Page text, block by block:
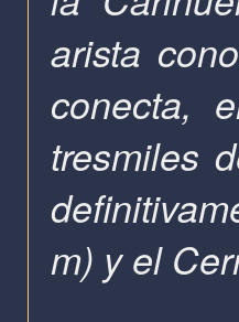
arista
conecta,
tresmiles
m) y el